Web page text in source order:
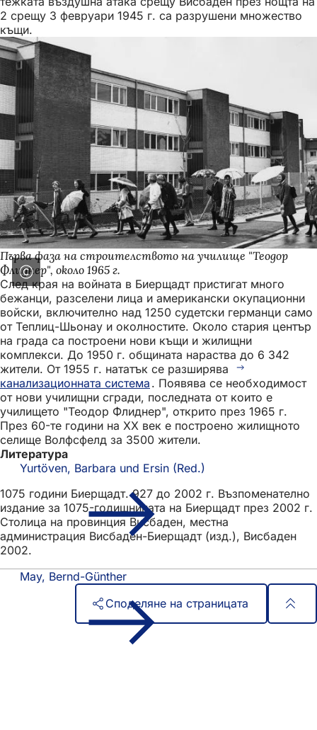
2 срещу 3 февруари 1945 г. са разрушени множество
къщи.
Първа фаза на строителството на училище "Теодор
Флиднер", около 1965 г.
След края на войната в Биерщадт пристигат много
бежанци, разселени лица и американски окупационни
войски, включително над 1250 судетски германци само
от Теплиц-Шьонау и околностите. Около стария център
на града са построени нови къщи и жилищни
комплекси. До 1950 г. общината нараства до 6 342
жители. От 1955 г. нататък се разширява
канализационната система . Появява се необходимост
от нови училищни сгради, последната от които е
училището "Теодор Флиднер", открито през 1965 г.
През 60-те години на ХХ век е построено жилищното
селище Волфсфелд за 3500 жители.
Литература
Yurtöven, Barbara und Ersin (Red.)
1075 години Биерщадт. 927 до 2002 г. Възпоменателно
издание за 1075-годишнината на Биерщадт през 2002 г.
Столица на провинция Висбаден, местна
администрация Висбаден-Биерщадт (изд.), Висбаден
2002.
May, Bernd-Günther
Споделяне на страницата